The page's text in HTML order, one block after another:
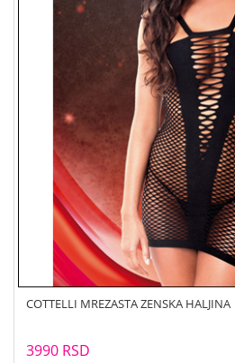
COTTELLI MREZASTA ZENSKA HALJINA
3990 RSD